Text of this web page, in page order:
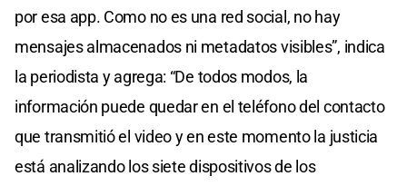
por esa app. Como no es una red social, no hay
mensajes almacenados ni metadatos visibles”, indica
la periodista y agrega: “De todos modos, la
información puede quedar en el teléfono del contacto
que transmitió el video y en este momento la justicia
está analizando los siete dispositivos de los